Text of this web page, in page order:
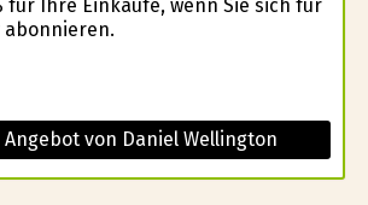
für Ihre Einkäufe, wenn Sie sich für
abonnieren.
Angebot von Daniel Wellington